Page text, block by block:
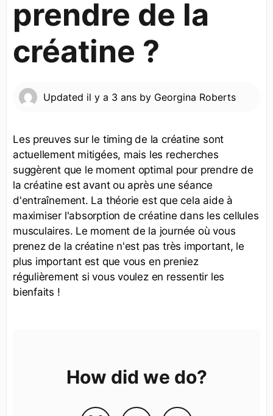
prendre de la
créatine ?
Updated il y a 3 ans by Georgina Roberts
Les preuves sur le timing de la créatine sont
actuellement mitigées, mais les recherches
suggèrent que le moment optimal pour prendre de
la créatine est avant ou après une séance
d'entraînement. La théorie est que cela aide à
maximiser l'absorption de créatine dans les cellules
musculaires. Le moment de la journée où vous
prenez de la créatine n'est pas très important, le
plus important est que vous en preniez
régulièrement si vous voulez en ressentir les
bienfaits !
How did we do?